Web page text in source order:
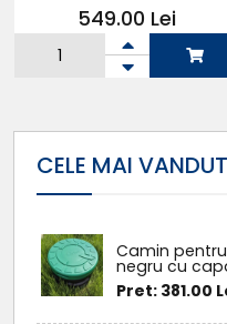
549.00 Lei
CELE MAI
Camin pentru
negru cu
Pret: 381.00